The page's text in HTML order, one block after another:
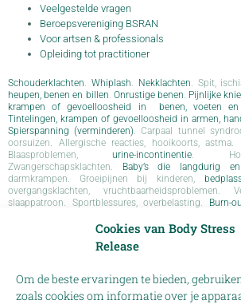
Cookies van Body Stress
Release
Om de beste ervaringen te bieden,
zoals cookies om informatie over je
Veelgestelde vragen
Beroepsvereniging BSRAN
Voor artsen & professionals
Opleiding tot practitioner
Schouderklachten Whiplash Nekklachten . Spit,
heupen, benen en billen Onrustige benen Pijnlijke
krampen of gevoelloosheid in benen, voeten en
Tintelingen, krampen of gevoelloosheid in armen,
Spierspanning (verminderen) . Carpaal tunnel
oorsuizen. Allergische reacties, hooikoorts, astma.
Blaasproblemen,urine-incontinentie .
Zwangerschapsklachten. Baby’s die langdurig
darmkrampen. Groeipijnen bij kinderen,
overgangsklachten, vruchtbaarheidsproblemen.
slaappatroon. Sportblessures, overbelasting. Burn-
Pijn aan het stuitje (coccyx) –